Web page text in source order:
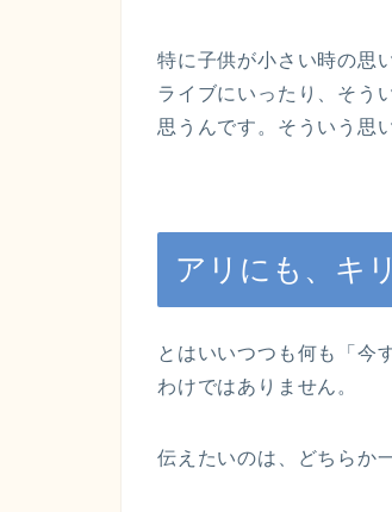
特に子供が小さい時の思
ライブにいったり、そう
思うんです。そういう思
アリにも、キ
とはいいつつも何も「今
わけではありません。
伝えたいのは、どちらか